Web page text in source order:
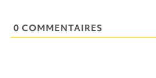
0 COMMENTAIRES